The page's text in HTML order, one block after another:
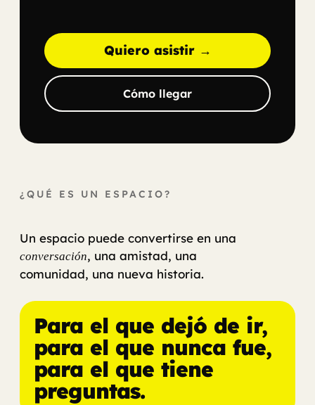
Quiero asistir →
Cómo llegar
¿QUÉ ES UN ESPACIO?
Un espacio puede convertirse en una
conversación, una amistad, una
comunidad, una nueva historia.
Para el que dejó de ir,
para el que nunca fue,
para el que tiene
preguntas.